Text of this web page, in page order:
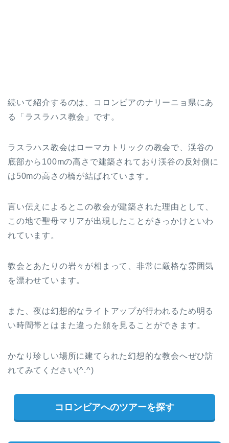
続いて紹介するのは、コロンビアのナリーニョ県にあ
る「ラスラハス教会」です。
ラスラハス教会はローマカトリックの教会で、渓谷の
底部から100mの高さで建築されており渓谷の反対側に
は50mの高さの橋が結ばれています。
言い伝えによるとこの教会が建築された理由として、
この地で聖母マリアが出現したことがきっかけといわ
れています。
教会とあたりの岩々が相まって、非常に厳格な雰囲気
を漂わせています。
また、夜は幻想的なライトアップが行われるため明る
い時間帯とはまた違った顔を見ることができます。
かなり珍しい場所に建てられた幻想的な教会へぜひ訪
れてみてください(^.^)
コロンビアへのツアーを探す